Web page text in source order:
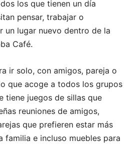
los que tienen un día
pensar, trabajar o
un lugar nuevo dentro de la
Café.
ir solo, con amigos, pareja o
que acoge a todos los grupos
tiene juegos de sillas que
reuniones de amigos,
que prefieren estar más
familia e incluso muebles para